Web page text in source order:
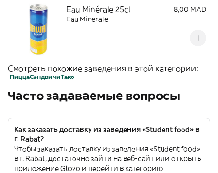
Eau Minérale 25cl
8,00 MAD
Eau Minerale
Смотреть похожие заведения в этой категории:
ПиццаСэндвичиТако
Часто задаваемые вопросы
Как заказать доставку из заведения «Student food» в
г. Rabat?
Чтобы заказать доставку из заведения «Student food»
в г. Rabat, достаточно зайти на веб-сайт или открыть
приложение Glovo и перейти в категорию